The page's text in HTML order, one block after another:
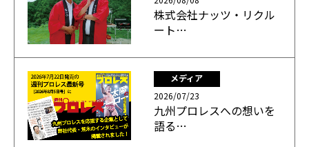
株式会社ナッツ・リクル
ート…
メディア
2026/07/23
九州プロレスへの想いを
語る…